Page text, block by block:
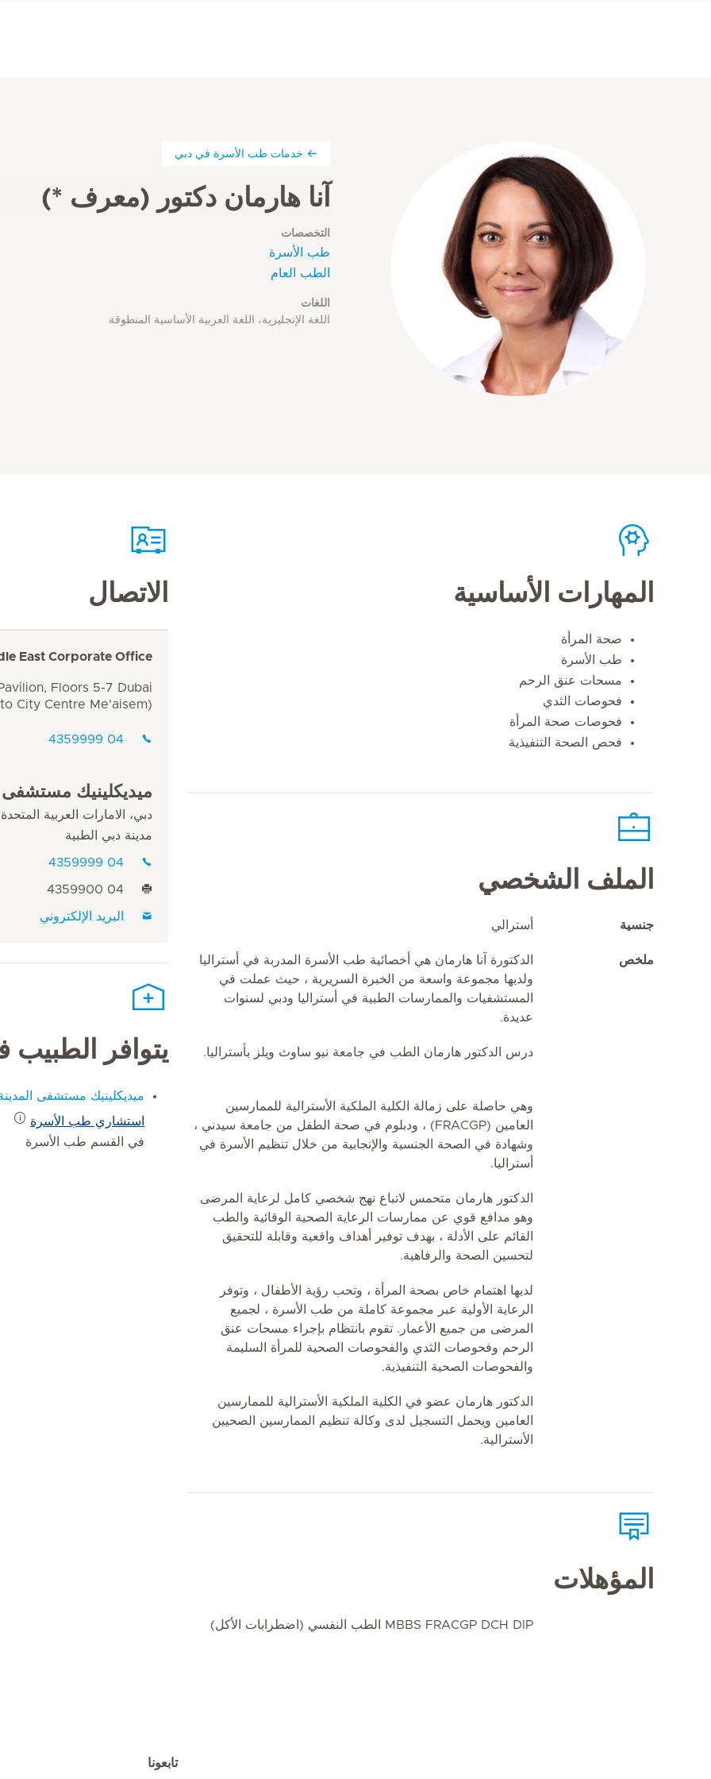
خدمات طب الأسرة في دبي
آنا هارمان دكتور (معرف *)
التخصصات
طب الأسرة
الطب العام
اللغات
اللغة الإنجليزية، اللغة العربية الأساسية المنطوقة
المهارات الأساسية
صحة المرأة
طب الأسرة
مسحات عنق الرحم
فحوصات الثدي
فحوصات صحة المرأة
فحص الصحة التنفيذية
الملف الشخصي
جنسية أسترالي
ملخص
الدكتورة آنا هارمان هي أخصائية طب الأسرة المدربة في أستراليا
ولديها مجموعة واسعة من الخبرة السريرية ، حيث عملت في
المستشفيات والممارسات الطبية في أستراليا ودبي لسنوات
عديدة.
درس الدكتور هارمان الطب في جامعة نيو ساوث ويلز بأستراليا.
وهي حاصلة على زمالة الكلية الملكية الأسترالية للممارسين
العامين (FRACGP) ، ودبلوم في صحة الطفل من جامعة سيدني ،
وشهادة في الصحة الجنسية والإنجابية من خلال تنظيم الأسرة في
أستراليا.
الدكتور هارمان متحمس لاتباع نهج شخصي كامل لرعاية المرضى
وهو مدافع قوي عن ممارسات الرعاية الصحية الوقائية والطب
القائم على الأدلة ، بهدف توفير أهداف واقعية وقابلة للتحقيق
لتحسين الصحة والرفاهية.
لديها اهتمام خاص بصحة المرأة ، وتحب رؤية الأطفال ، وتوفر
الرعاية الأولية عبر مجموعة كاملة من طب الأسرة ، لجميع
المرضى من جميع الأعمار. تقوم بانتظام بإجراء مسحات عنق
الرحم وفحوصات الثدي والفحوصات الصحية للمرأة السليمة
والفحوصات الصحية التنفيذية.
الدكتور هارمان عضو في الكلية الملكية الأسترالية للممارسين
العامين ويحمل التسجيل لدى وكالة تنظيم الممارسين الصحيين
الأسترالية.
المؤهلات
MBBS FRACGP DCH DIP الطب النفسي (اضطرابات الأكل)
الاتصال
East Corporate Office
Floors 5-7 Dubai
City Centre Me'aisem)
04 4359999
ميديكلينيك مستشفى
دبي، الامارات العربية المتحدة
مدينة دبي الطبية
04 4359999
04 4359900
البريد الإلكتروني
يتوافر الطبيب
ميديكلينيك مستشفى
استشاري طب الأسرة
في القسم طب الأسرة
تابعونا